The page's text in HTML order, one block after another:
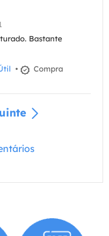
Bastante
•
Compra